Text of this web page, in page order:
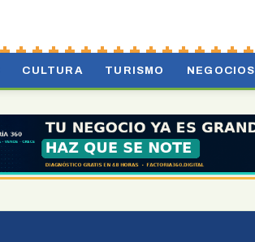
CULTURA TURISMO NEGOCIOS